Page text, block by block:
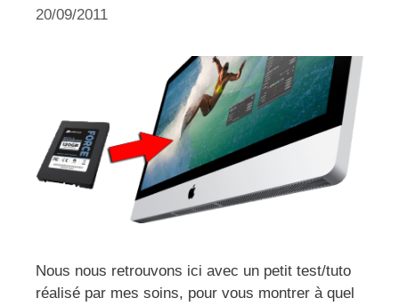
20/09/2011
Nous nous retrouvons ici avec un petit test/tuto
réalisé par mes soins, pour vous montrer à quel